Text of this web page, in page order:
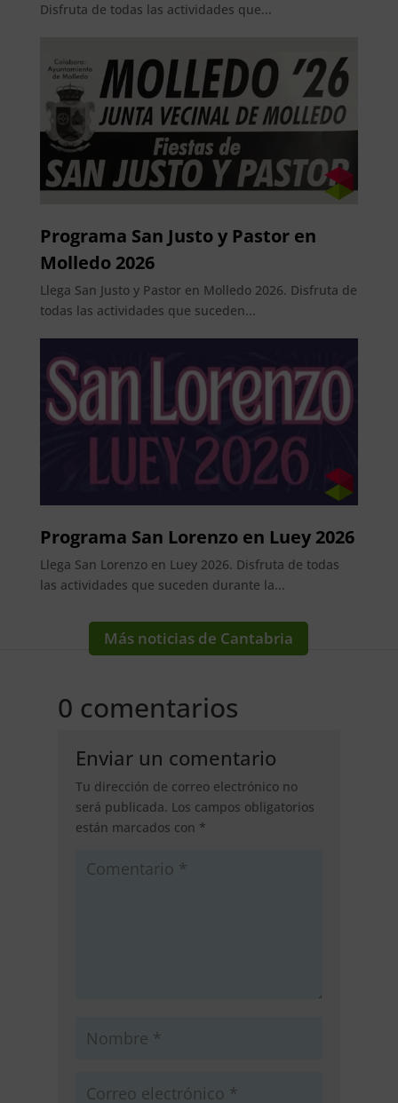
Disfruta de todas las actividades que...
Programa San Justo y Pastor en
Molledo 2026
Llega San Justo y Pastor en Molledo 2026. Disfruta de
todas las actividades que suceden...
Programa San Lorenzo en Luey 2026
Llega San Lorenzo en Luey 2026. Disfruta de todas
las actividades que suceden durante la...
Más noticias de Cantabria
0 comentarios
Enviar un comentario
Tu dirección de correo electrónico no
será publicada. Los campos obligatorios
están marcados con *